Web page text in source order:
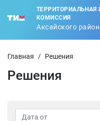
ТЕРРИТОРИАЛЬНАЯ
КОМИССИЯ
Аксайского
Главная / Решения
Решения